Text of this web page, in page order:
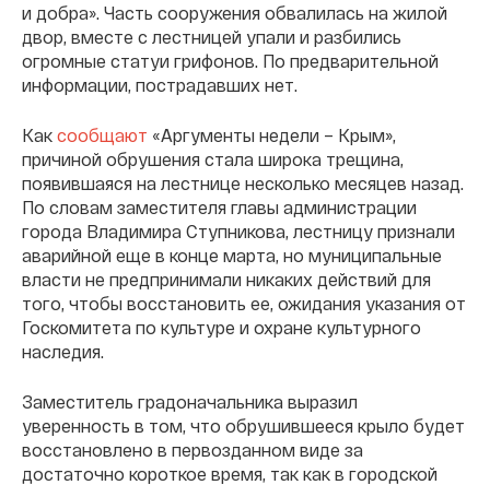
и добра». Часть сооружения обвалилась на жилой
двор, вместе с лестницей упали и разбились
огромные статуи грифонов. По предварительной
информации, пострадавших нет.
Как сообщают «Аргументы недели – Крым»,
причиной обрушения стала широка трещина,
появившаяся на лестнице несколько месяцев назад.
По словам заместителя главы администрации
города Владимира Ступникова, лестницу признали
аварийной еще в конце марта, но муниципальные
власти не предпринимали никаких действий для
того, чтобы восстановить ее, ожидания указания от
Госкомитета по культуре и охране культурного
наследия.
Заместитель градоначальника выразил
уверенность в том, что обрушившееся крыло будет
восстановлено в первозданном виде за
достаточно короткое время, так как в городской